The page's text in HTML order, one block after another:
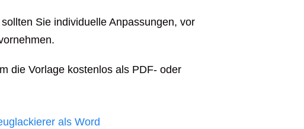
Sie individuelle Anpassungen, vor
die Vorlage kostenlos als PDF- oder
als Word